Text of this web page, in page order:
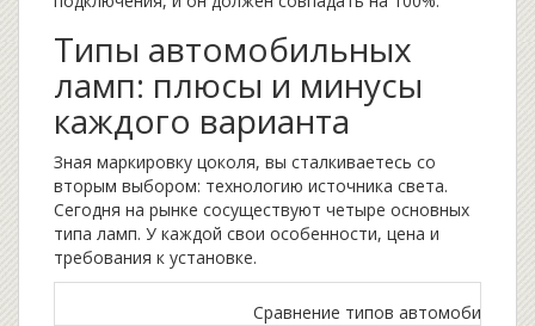
Типы автомобильных
ламп: плюсы и минусы
каждого варианта
Зная маркировку цоколя, вы сталкиваетесь со
вторым выбором: технологию источника света.
Сегодня на рынке сосуществуют четыре основных
типа ламп. У каждой свои особенности, цена и
требования к установке.
Сравнение типов автомобильных